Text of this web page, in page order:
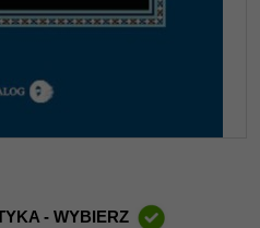
- WYBIERZ